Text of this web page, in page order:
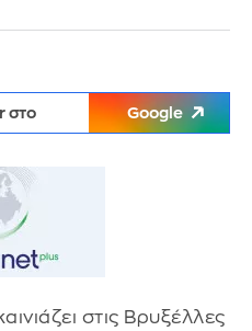
στο Google
στις Βρυξέλλες